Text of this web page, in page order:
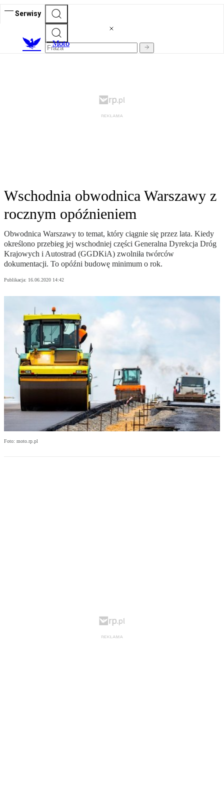
Serwisy
Moto
Wschodnia obwodnica Warszawy z
rocznym opóźnieniem
Obwodnica Warszawy to temat, który ciągnie się przez lata. Kiedy
określono przebieg jej wschodniej części Generalna Dyrekcja Dróg
Krajowych i Autostrad (GGDKiA) zwolniła twórców
dokumentacji. To opóźni budowę minimum o rok.
Publikacja: 16.06.2020 14:42
Foto: moto.rp.pl